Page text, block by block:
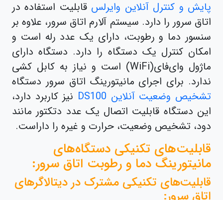
پایش و کنترل آنلاین وایرلس قابلیت استفاده در
اتاق سرور را دارد. سیستم آلارم اتاق سرور، علاوه بر
سنسور دما و رطوبت، دارای یک عدد رله است و
امکان کنترل یک دستگاه را دارد. دستگاه دارای
ماژول وای‌فای(WiFi) است و نیاز به کابل کشی
ندارد. برای اجرای مانیتورینگ اتاق سرور دستگاه
تشخیص وضعیت آنلاین DS100
نیز کاربرد دارد،
این دستگاه قابلیت اتصال یک عدد دتکتور مانند
دود، تشخیص وضعیت، حرارت و غیره را داراست.
قابلیت‌های تکنیکی دستگاه‌های
مانیتورینگ دما و رطوبت اتاق سرور:
قابلیت‌های تکنیکی مشترک در دیتالاگرهای
اتاق سرور: